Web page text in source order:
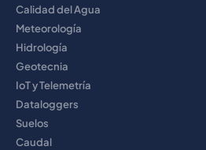
Calidad del Agua
Meteorología
Hidrología
Geotecnia
IoT y Telemetría
Dataloggers
Suelos
Caudal